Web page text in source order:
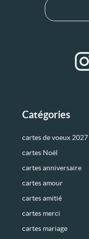
Catégories
cartes de voeux 2027
cartes Noël
cartes anniversaire
cartes amour
cartes amitié
cartes merci
cartes mariage